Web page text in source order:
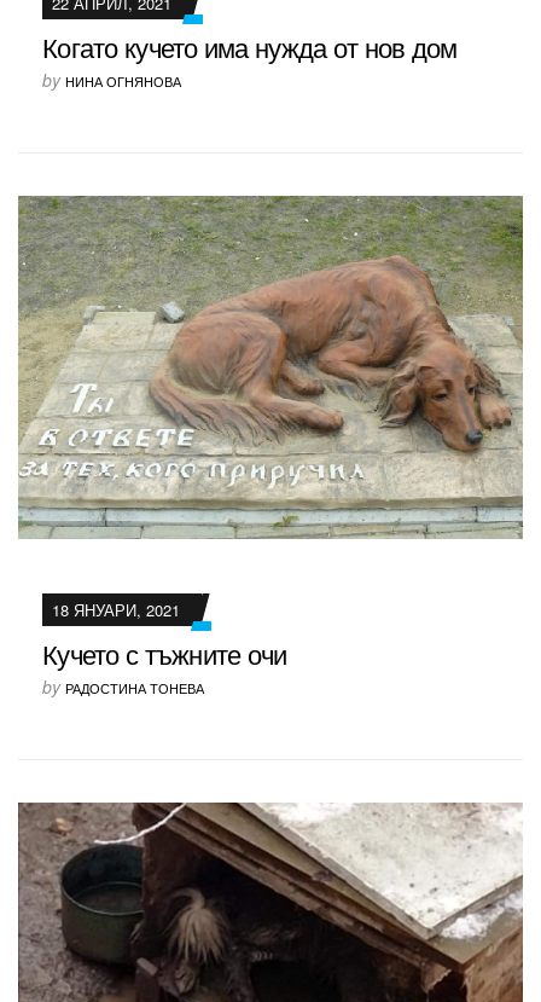
Когато кучето има нужда от нов дом
by НИНА ОГНЯНОВА
18 ЯНУАРИ, 2021
Кучето с тъжните очи
by РАДОСТИНА ТОНЕВА